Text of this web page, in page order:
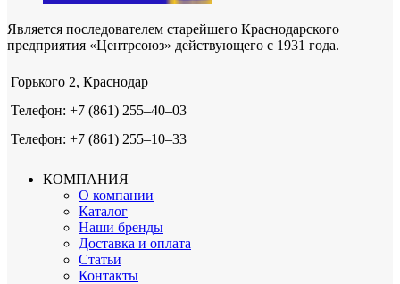
Является последователем старейшего Краснодарского
предприятия «Центрсоюз» действующего с 1931 года.
Горького 2, Краснодар
Телефон: +7 (861) 255‒40‒03
Телефон: +7 (861) 255‒10‒33
КОМПАНИЯ
О компании
Каталог
Наши бренды
Доставка и оплата
Статьи
Контакты